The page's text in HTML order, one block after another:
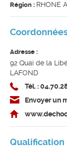
Région : RHONE
Adresse :
92 Quai de la
LAFOND
Tél. :
Envoyer un
Qualification